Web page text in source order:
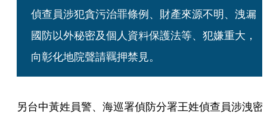
偵查員涉犯貪污治罪條例、財產來源不明、洩漏
國防以外秘密及個人資料保護法等、犯嫌重大，
向彰化地院聲請羈押禁見。
另台中黃姓員警、海巡署偵防分署王姓偵查員涉洩密